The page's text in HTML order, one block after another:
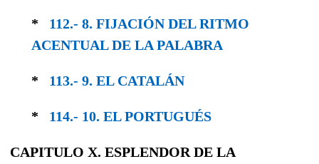
* 112.- 8. FIJACIÓN DEL RITMO
ACENTUAL DE LA PALABRA
* 113.- 9. EL CATALÁN
* 114.- 10. EL PORTUGUÉS
CAPITULO X. ESPLENDOR DE LA